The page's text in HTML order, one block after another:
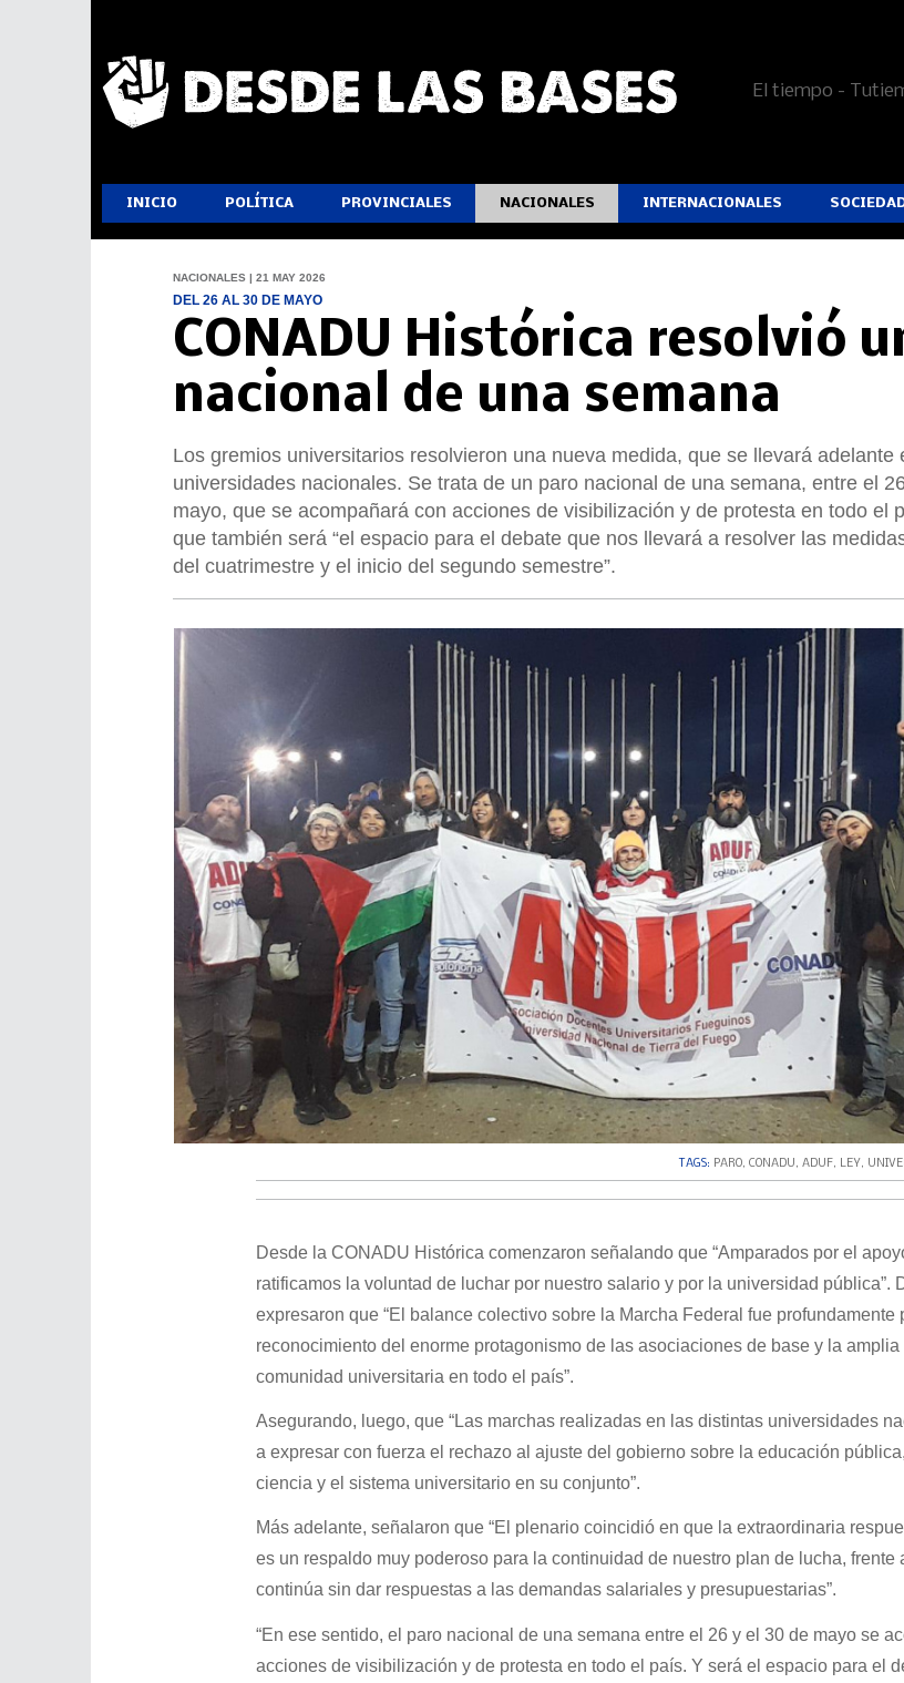
El tiempo -
INICIO POLÍTICA PROVINCIALES NACIONALES INTERNACIONALES
NACIONALES | 21 MAY 2026
DEL 26 AL 30 DE MAYO
CONADU Histórica resolvió
nacional de una semana
Los gremios universitarios resolvieron una nueva medida, que se llevará adelante
universidades nacionales. Se trata de un paro nacional de una semana, entre el
mayo, que se acompañará con acciones de visibilización y de protesta en todo el
que también será “el espacio para el debate que nos llevará a resolver las
del cuatrimestre y el inicio del segundo semestre”.
TAGS: PARO, CONADU, ADUF, LEY,
Desde la CONADU Histórica comenzaron señalando que “Amparados por el
ratificamos la voluntad de luchar por nuestro salario y por la universidad pública”.
expresaron que “El balance colectivo sobre la Marcha Federal fue profundamente
reconocimiento del enorme protagonismo de las asociaciones de base y la
comunidad universitaria en todo el país”.
Asegurando, luego, que “Las marchas realizadas en las distintas universidades
a expresar con fuerza el rechazo al ajuste del gobierno sobre la educación
ciencia y el sistema universitario en su conjunto”.
Más adelante, señalaron que “El plenario coincidió en que la extraordinaria
es un respaldo muy poderoso para la continuidad de nuestro plan de lucha, frente
continúa sin dar respuestas a las demandas salariales y presupuestarias”.
“En ese sentido, el paro nacional de una semana entre el 26 y el 30 de mayo se
acciones de visibilización y de protesta en todo el país. Y será el espacio para el